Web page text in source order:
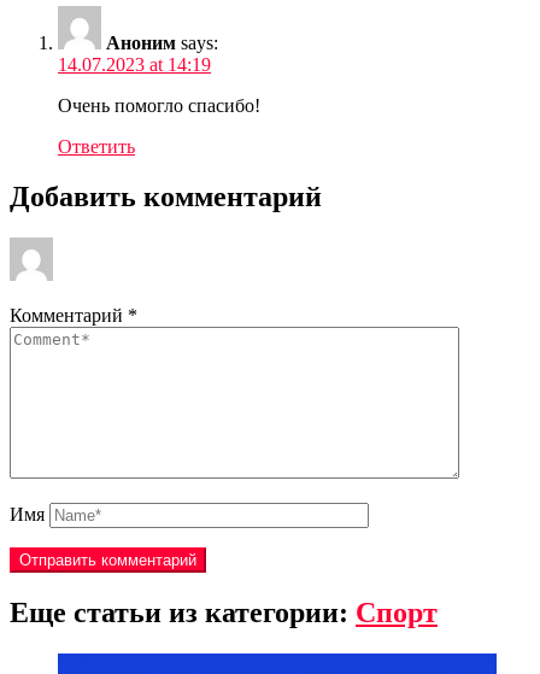
Аноним says:
14.07.2023 at 14:19
Очень помогло спасибо!
Ответить
Добавить комментарий
Комментарий *
Имя
Еще статьи из категории: Спорт